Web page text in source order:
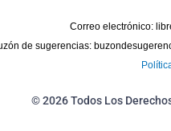
Correo electrónico:
de sugerencias:
© 2026 Todos Los